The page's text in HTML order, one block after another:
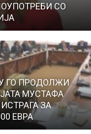
СО
ГО ПРОДОЛЖИ
МУСТАФА
ЗА
ЕВРА